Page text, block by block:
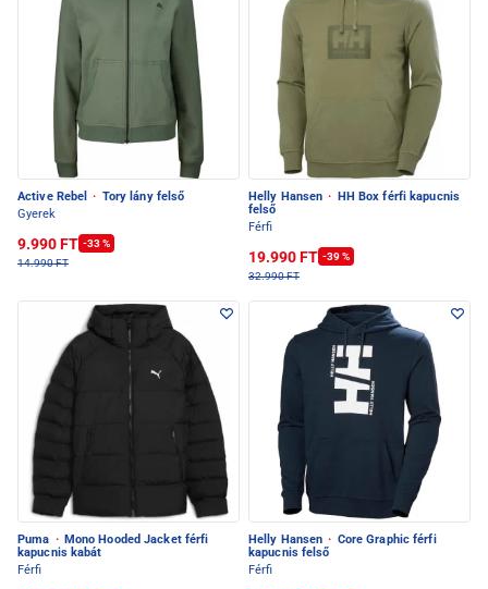
Active Rebel · Tory lány felső
Gyerek
9.990 FT -33 %
14.990 FT
Helly Hansen ·
HH Box férfi kapucnis
felső
Férfi
19.990 FT -39 %
32.990 FT
Puma · Mono Hooded Jacket férfi
kapucnis kabát
Férfi
Helly Hansen · Core Graphic férfi
kapucnis felső
Férfi